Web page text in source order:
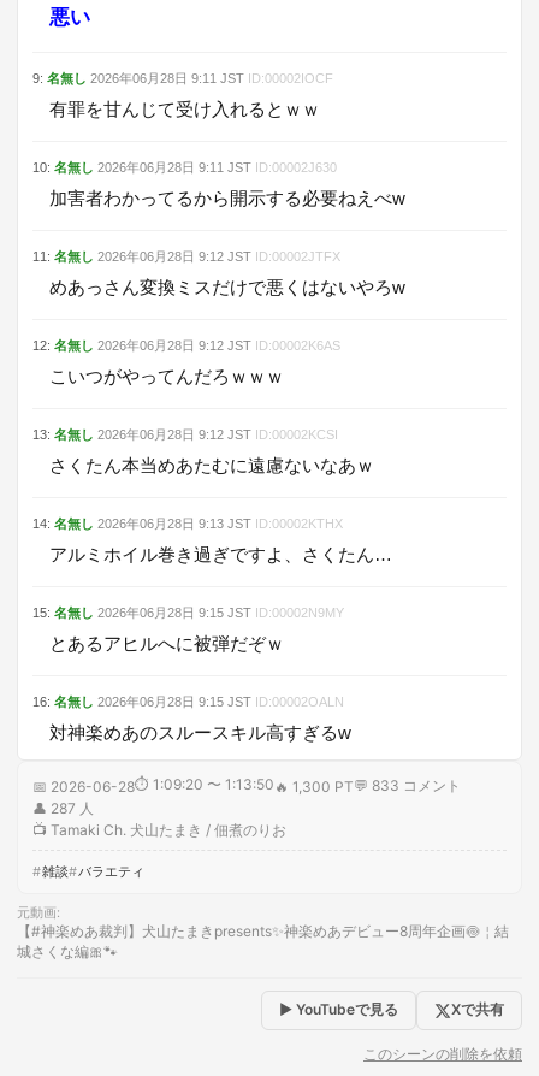
悪い
9: 名無し 2026年06月28日 9:11 JST ID:00002IOCF
有罪を甘んじて受け入れるとｗｗ
10: 名無し 2026年06月28日 9:11 JST ID:00002J630
加害者わかってるから開示する必要ねえべw
11 : 名無し 2026年06月28日 9:12 JST ID:00002JTFX
めあっさん変換ミスだけで悪くはないやろw
12: 名無し 2026年06月28日 9:12 JST ID:00002K6AS
こいつがやってんだろｗｗｗ
13: 名無し 2026年06月28日 9:12 JST ID:00002KCSI
さくたん本当めあたむに遠慮ないなあｗ
14: 名無し 2026年06月28日 9:13 JST ID:00002KTHX
アルミホイル巻き過ぎですよ、さくたん…
15: 名無し 2026年06月28日 9:15 JST ID:00002N9MY
とあるアヒルへに被弾だぞｗ
16: 名無し 2026年06月28日 9:15 JST ID:00002OALN
対神楽めあのスルースキル高すぎるw
📅 2026-06-28⏱ 1:09:20 〜 1:13:50 🔥 1,300 PT💬 833 コメント
👤 287 人
📺 Tamaki Ch. 犬山たまき / 佃煮のりお
雑談 バラエティ
元動画:
【#神楽めあ裁判】犬山たまきpresents✨神楽めあデビュー8周年企画🍥￤結
城さくな編🎀🐾
▶ YouTubeで見る Xで共有
このシーンの削除を依頼